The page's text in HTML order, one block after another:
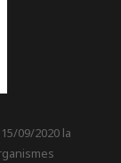
09/2020 la